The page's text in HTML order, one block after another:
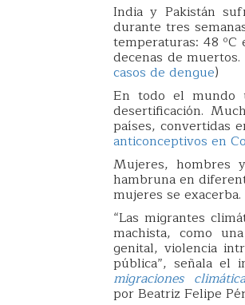
India y Pakistán
durante tres
temperaturas: 48
decenas de muertos.
casos de dengue)
En todo el mundo
desertificación.
países, convertidas
anticonceptivos en
Mujeres, hombres
hambruna en
mujeres se exacerba.
“Las migrantes
machista, como
genital, violencia
pública”, señala el
migraciones
por Beatriz Felipe